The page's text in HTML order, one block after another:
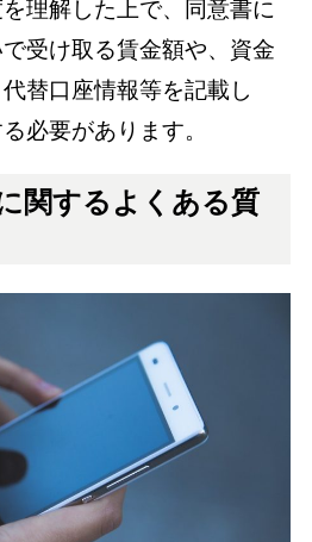
理解した上で、同意書に
受け取る賃金額や、資金
替口座情報等を記載し
必要があります。
関するよくある質